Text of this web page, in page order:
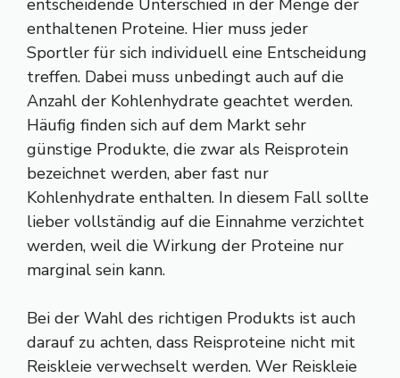
enthaltenen Proteine. Hier muss jeder
Sportler für sich individuell eine Entscheidung
treffen. Dabei muss unbedingt auch auf die
Anzahl der Kohlenhydrate geachtet werden.
Häufig finden sich auf dem Markt sehr
günstige Produkte, die zwar als Reisprotein
bezeichnet werden, aber fast nur
Kohlenhydrate enthalten. In diesem Fall sollte
lieber vollständig auf die Einnahme verzichtet
werden, weil die Wirkung der Proteine nur
marginal sein kann.
Bei der Wahl des richtigen Produkts ist auch
darauf zu achten, dass Reisproteine nicht mit
Reiskleie verwechselt werden. Wer Reiskleie